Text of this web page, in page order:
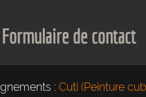
Formulaire de contact
: Cuti (Peinture